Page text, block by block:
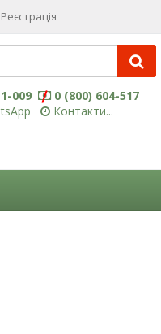
Реєстрація
009
0 (800) 604-517
Контакти...